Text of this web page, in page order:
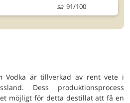
sa 91/100
Vodka är tillverkad av rent vete i
Dess produktionsprocess
möjligt för detta destillat att få en